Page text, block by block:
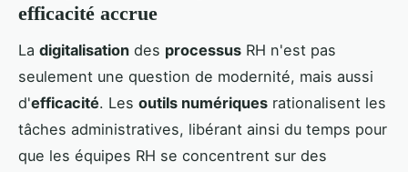
efficacité accrue
La digitalisation des processus RH n'est pas
seulement une question de modernité, mais aussi
d'efficacité. Les outils numériques rationalisent les
tâches administratives, libérant ainsi du temps pour
que les équipes RH se concentrent sur des